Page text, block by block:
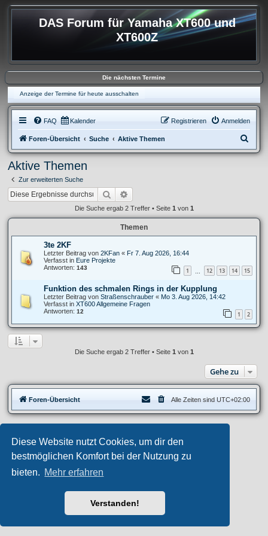
Diese Website nutzt Cookies, um dir den
bestmöglichen Komfort bei der Nutzung zu
bieten. Mehr erfahren
Verstanden!
DAS Forum für Yamaha XT600 und
XT600Z
Die nächsten Termine
Anzeige der Termine für heute ausschalten
FAQ Kalender Anmelden
Registrieren
Foren-Übersicht Suche Aktive Themen
u
Aktive Themen
Zur erweiterten Suche
Suche
Die Suche ergab 2 Treffer • Seite 1 von 1
Themen
3te 2KF
Letzter Beitrag von 2KFan « Fr 7. Aug 2026, 16:44
Verfasst in Eure Projekte
Antworten: 143 1 12 13 14 15
Funktion des schmalen Rings in der Kupplung
Letzter Beitrag von Straßenschrauber « Mo 3. Aug 2026, 14:42
Verfasst in XT600 Allgemeine Fragen
Antworten: 12 1 2
Die Suche ergab 2 Treffer • Seite 1 von 1
Gehe zu
Foren-Übersicht Alle Zeiten sind UTC+02:00
Aero style developed for phpBB
Powered by
phpBB ® Forum Software © phpBB Limited
phpBB.de
Datenschutz